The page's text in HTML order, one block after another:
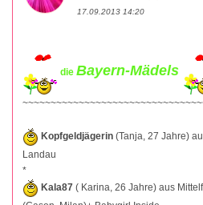
17.09.2013 14:20
die Bayern-Mädels
Kopfgeldjägerin (Tanja, 27 Jahre)
Landau
*
Kala87 ( Karina, 26 Jahre) aus